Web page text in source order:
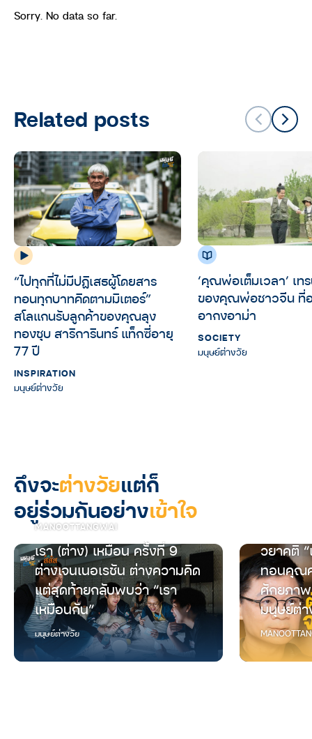
Sorry. No data so far.
Related posts
“ไปทุกที่ไม่มีปฏิเสธผู้โดยสาร
ทอนทุกบาทคิดตามมิเตอร์”
สโลแกนรับลูกค้าของคุณลุง
ทองชุบ สาริการินทร์ แท็กซี่อายุ
77 ปี
INSPIRATION
มนุษย์ต่างวัย
‘คุณพ่อเต็มเวลา’ เท
ของคุณพ่อชาวจีน ที่
อากงอาม่า
SOCIETY
มนุษย์ต่างวัย
ถึงจะต่างวัยแต่ก็
อยู่ร่วมกันอย่างเข้าใจ
MANOOTTANGWAI
เรา (ต่าง) เหมือน ครั้งที่ 9
ต่างเจนเนอเรชัน ต่างความคิด
แต่สุดท้ายกลับพบว่า “เรา
เหมือนกัน”
มนุษย์ต่างวัย
วยาคติ
ทอนคุณ
ศักยภา
มนุษย์ต่า